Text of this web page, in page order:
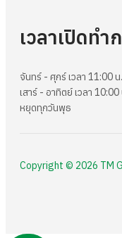
เวลาเปิดทำ
จันทร์ - ศุกร์ เวลา 11:00
เสาร์ - อาทิตย์ เวลา
หยุดทุกวันพุธ
Copyright © 2026 TM